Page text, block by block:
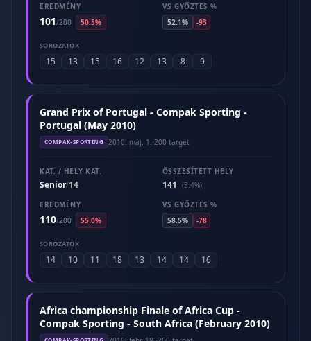
EREDMÉNY
101/200 50.5%
VS GYŐZTES %
52.1%
-93
SOROZATOK
15 13 15 16 12 13 8 9
Grand Prix of Portugal - Compak Sporting -
Portugal (May 2010)
COMPAK-SPORTING 2010. máj. 1. ·200 target
KAT. / HELY KAT.
Senior/14
ÖSSZESÍTETT HELY
141
(5.4%)
EREDMÉNY
110/200 55.0%
VS GYŐZTES %
58.5%
-78
SOROZATOK
14 10 11 18 13 14 14 16
Africa championship Finale of Africa Cup -
Compak Sporting - South Africa (February 2010)